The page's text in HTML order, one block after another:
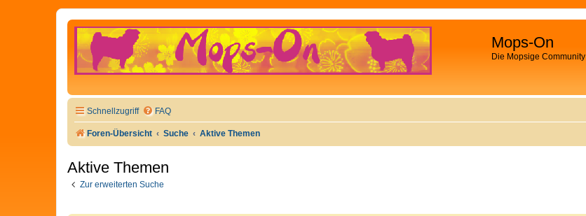
Mops-On
Die Mopsige Community
Schnellzugriff FAQ
Foren-Übersicht Suche Aktive Themen
Aktive Themen
Zur erweiterten Suche